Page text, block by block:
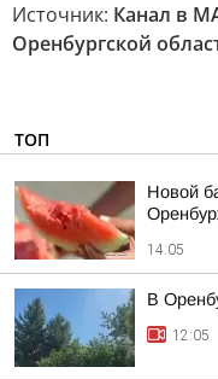
Источник: Канал в
Оренбургской
ТОП
Новой
14:05
В
12:05